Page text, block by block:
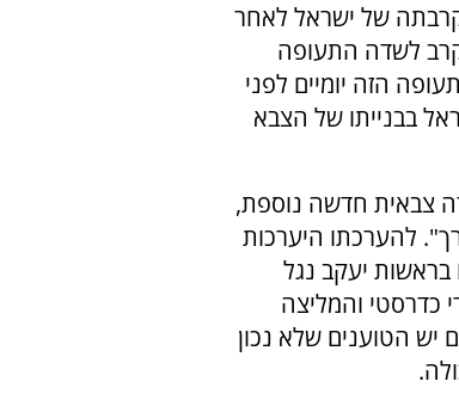
של ישראל לאחר
קרב לשדה התעופה
הזה יומיים לפני
בבנייתו של הצבא
צבאית חדשה נוספת,
להערכתו היערכות
יעקב נגל
כדרסטי והמליצה
יש הטוענים שלא נכון